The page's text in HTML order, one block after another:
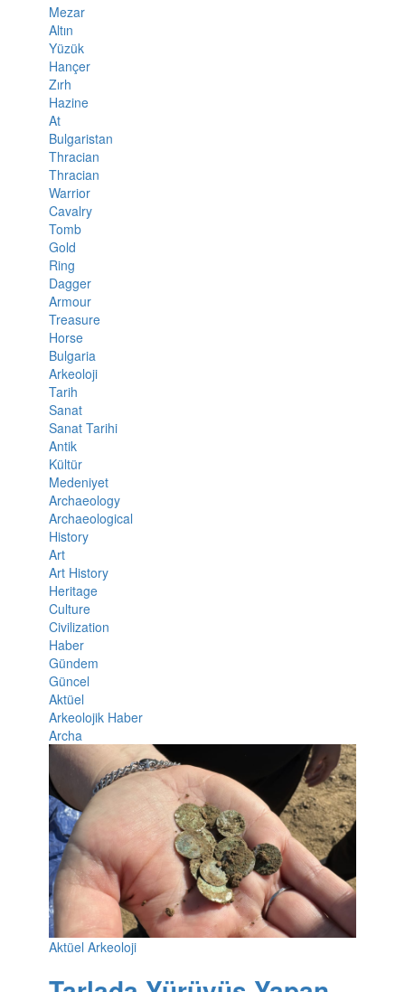
Mezar
Altın
Yüzük
Hançer
Zırh
Hazine
At
Bulgaristan
Thracian
Thracian
Warrior
Cavalry
Tomb
Gold
Ring
Dagger
Armour
Treasure
Horse
Bulgaria
Arkeoloji
Tarih
Sanat
Sanat Tarihi
Antik
Kültür
Medeniyet
Archaeology
Archaeological
History
Art
Art History
Heritage
Culture
Civilization
Haber
Gündem
Güncel
Aktüel
Arkeolojik Haber
Archa
Aktüel Arkeoloji